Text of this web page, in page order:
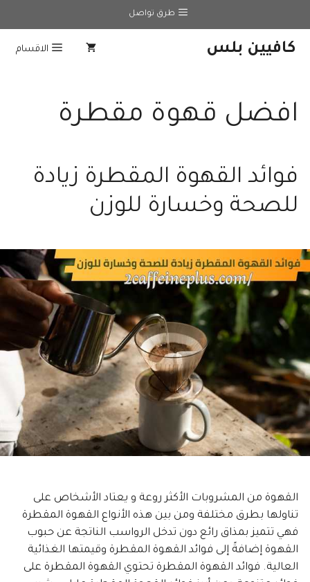
المحتوى
طرق تواصل
كافيين بلس الاقسام
افضل قهوة مقطرة
فوائد القهوة المقطرة زيادة
للصحة وخسارة للوزن
القهوة من المشروبات الأكثر روعة و يعتاد الأشخاص على
تناولها بطرق مختلفة ومن بين هذه الأنواع القهوة المقطرة
فهي تتميز بمذاق رائع دون تدخل الرواسب الناتجة عن حبوب
القهوة إضافةً إلى فوائد القهوة المقطرة وقيمتها الغذائية
العالية. فوائد القهوة المقطرة تحتوي القهوة المقطرة على